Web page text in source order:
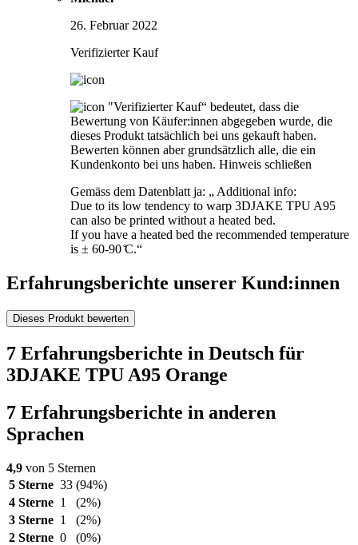
26. Februar 2022
Verifizierter Kauf
"Verifizierter Kauf“ bedeutet, dass die
Bewertung von Käufer:innen abgegeben wurde, die
dieses Produkt tatsächlich bei uns gekauft haben.
Bewerten können aber grundsätzlich alle, die ein
Kundenkonto bei uns haben. Hinweis schließen
Gemäss dem Datenblatt ja: „ Additional info:
Due to its low tendency to warp 3DJAKE TPU A95
can also be printed without a heated bed.
If you have a heated bed the recommended temperature
is ± 60-90 ̊C.“
Erfahrungsberichte unserer Kund:innen
Dieses Produkt bewerten
7 Erfahrungsberichte in Deutsch für
3DJAKE TPU A95 Orange
7 Erfahrungsberichte in anderen
Sprachen
4,9 von 5 Sternen
5 Sterne 33 (94%)
4 Sterne 1
(2%)
3 Sterne 1
(2%)
2 Sterne 0
(0%)